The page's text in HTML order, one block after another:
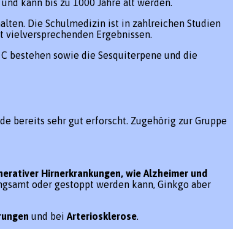
kann bis zu 1000 Jahre alt werden.
Die Schulmedizin ist in zahlreichen Studien
Ergebnissen.
bestehen sowie die Sesquiterpene und die
bereits sehr gut erforscht. Zugehörig zur Gruppe
Hirnerkrankungen, wie Alzheimer und
oder gestoppt werden kann, Ginkgo aber
und bei Arteriosklerose.